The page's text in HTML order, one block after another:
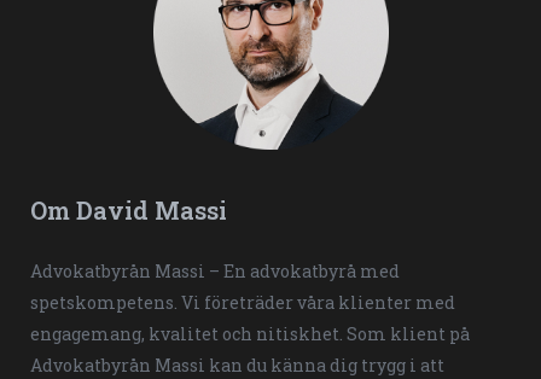
Om David Massi
Advokatbyrån Massi – En advokatbyrå med
spetskompetens. Vi företräder våra klienter med
engagemang, kvalitet och nitiskhet. Som klient på
Advokatbyrån Massi kan du känna dig trygg i att